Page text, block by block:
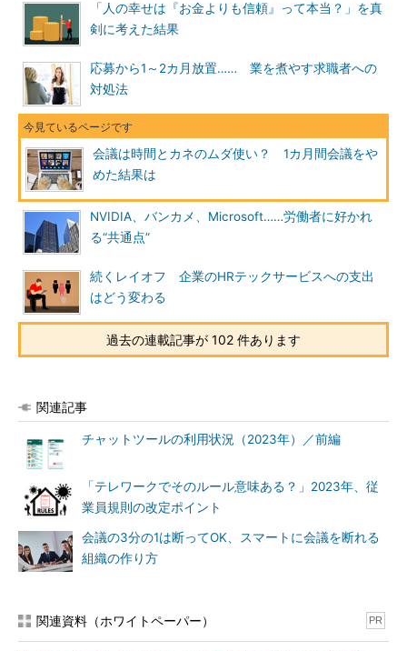
「人の幸せは『お金よりも信頼』って本当？」を真
剣に考えた結果
応募から1～2カ月放置…… 業を煮やす求職者への
対処法
会議は時間とカネのムダ使い？ 1カ月間会議をや
めた結果は
NVIDIA、バンカメ、Microsoft……労働者に好かれ
る“共通点”
続くレイオフ 企業のHRテックサービスへの支出
はどう変わる
過去の連載記事が 102 件あります
関連記事
チャットツールの利用状況（2023年）／前編
「テレワークでそのルール意味ある？」2023年、従
業員規則の改定ポイント
会議の3分の1は断ってOK、スマートに会議を断れる
組織の作り方
関連資料（ホワイトペーパー） PR